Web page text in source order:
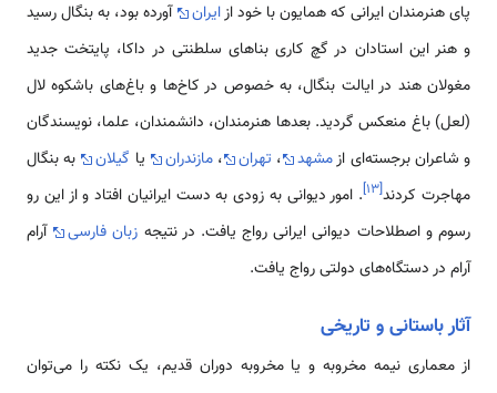
پای هنرمندان ایرانی که همایون با خود ازایران
آورده بود، به بنگال رسید
و هنر این استادان در گچ کاری بناهای سلطنتی در داکا، پایتخت جدید
مغولان هند در ایالت بنگال، به خصوص در کاخ‌ها و باغ‌های باشکوه لال
(لعل) باغ منعکس گردید. بعدها هنرمندان، دانشمندان، علما، نویسندگان
و شاعران برجسته‌ا‌ی ازمشهد ، تهران ،مازندران یا گیلان
به بنگال
مهاجرت کردند[۱۳]. امور دیوانی به زودی به دست ایرانیان افتاد و از این رو
رسوم و اصطلاحات دیوانی ایرانی رواج یافت. در نتیجه زبان فارسی
آرام
آرام در دستگاه‌های دولتی رواج یافت.
آثار باستانی و تاریخی
از معماری نیمه مخروبه و یا مخروبه دوران قدیم، یک نکته را می‌توان